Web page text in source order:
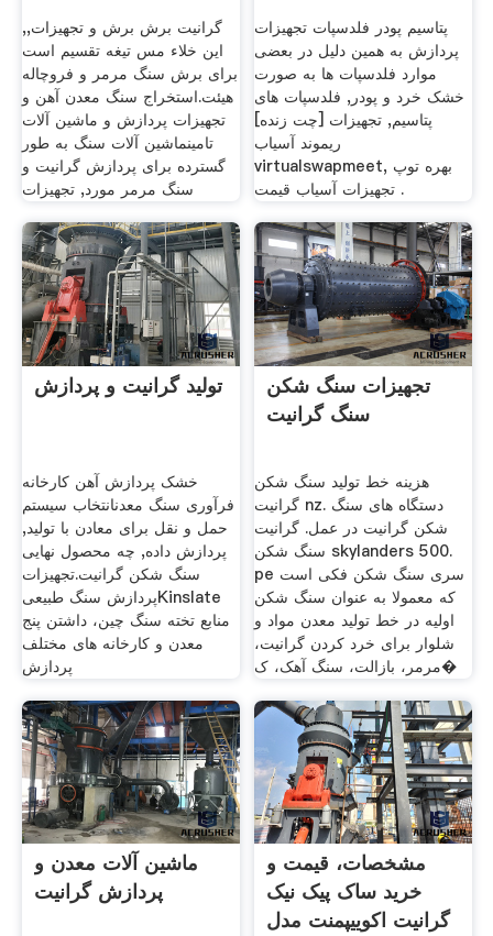
گرانیت برش برش و تجهیزات,,
این خلاء مس تیغه تقسیم است
برای برش سنگ مرمر و فروچاله
هیئت.استخراج سنگ معدن آهن و
تجهیزات پردازش و ماشین آلات
تامینماشین آلات سنگ به طور
گسترده برای پردازش گرانیت و
سنگ مرمر مورد, تجهیزات
پتاسیم پودر فلدسپات تجهیزات
پردازش به همین دلیل در بعضی
موارد فلدسپات ها به صورت
خشک خرد و پودر, فلدسپات های
پتاسیم, تجهیزات [چت زنده]
ریموند آسیاب
virtualswapmeet, بهره توپ
تجهیزات آسیاب قیمت .
تولید گرانیت و پردازش
خشک پردازش آهن کارخانه
فرآوری سنگ معدنانتخاب سیستم
حمل و نقل برای معادن با تولید,
پردازش داده, چه محصول نهایی
سنگ شکن گرانیت.تجهیزات
پردازش سنگ طبیعیKinslate
منابع تخته سنگ چین، داشتن پنج
معدن و کارخانه های مختلف
پردازش
تجهیزات سنگ شکن
سنگ گرانیت
هزینه خط تولید سنگ شکن
گرانیت nz. دستگاه های سنگ
شکن گرانیت در عمل. گرانیت
سنگ شکن skylanders 500.
pe سری سنگ شکن فکی است
که معمولا به عنوان سنگ شکن
اولیه در خط تولید معدن مواد و
شلوار برای خرد کردن گرانیت،
مرمر، بازالت، سنگ آهک، ک�
ماشین آلات معدن و
پردازش گرانیت
مشخصات، قیمت و
خرید ساک پیک نیک
گرانیت اکوییپمنت مدل